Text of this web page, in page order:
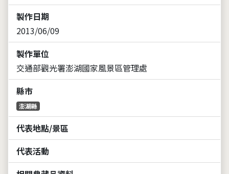
製作日期
2013/06/09
製作單位
交通部觀光署澎湖國家風景區管理處
縣市
澎湖縣
代表地點/景區
代表活動